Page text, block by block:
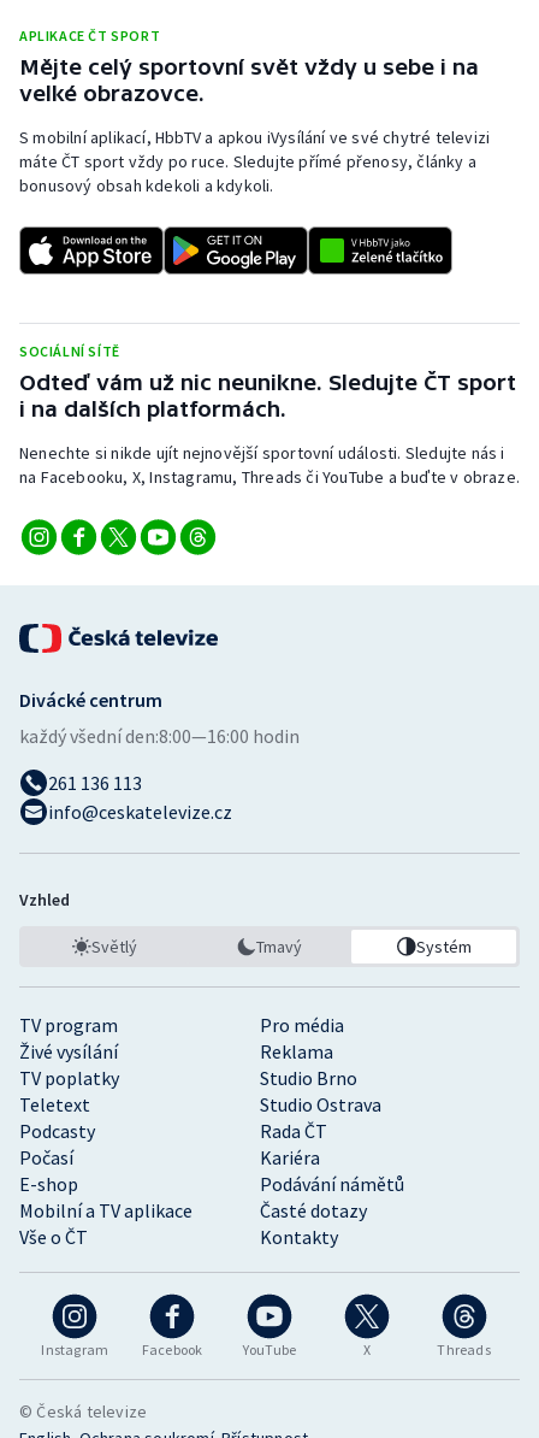
APLIKACE ČT SPORT
Mějte celý sportovní svět vždy u sebe i na
velké obrazovce.
S mobilní aplikací, HbbTV a apkou iVysílání ve své chytré televizi
máte ČT sport vždy po ruce. Sledujte přímé přenosy, články a
bonusový obsah kdekoli a kdykoli.
SOCIÁLNÍ SÍTĚ
Odteď vám už nic neunikne. Sledujte ČT sport
i na dalších platformách.
Nenechte si nikde ujít nejnovější sportovní události. Sledujte nás i
na Facebooku, X, Instagramu, Threads či YouTube a buďte v obraze.
Instagram Facebook YouTube X Threads
TV program
Pro média
Živé vysílání
Reklama
TV poplatky
Studio Brno
Teletext
Studio Ostrava
Podcasty
Rada ČT
Počasí
Kariéra
E-shop
Podávání námětů
Mobilní a TV aplikace
Časté dotazy
Vše o ČT
Kontakty
Divácké centrum
každý všední den:8:00—16:00 hodin
261 136 113
info@ceskatelevize.cz
Vzhled
Světlý Tmavý Systém
© Česká televize